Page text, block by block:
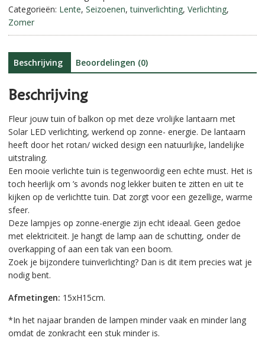
t
v
Categorieën: Lente, Seizoenen,tuinverlichting, Verlichting,
Zomer
Beschrijving Beoordelingen (0)
Beschrijving
Fleur jouw tuin of balkon op met deze vrolijke lantaarn met
Solar LED verlichting, werkend op zonne- energie. De lantaarn
heeft door het rotan/ wicked design een natuurlijke, landelijke
uitstraling.
Een mooie verlichte tuin is tegenwoordig een echte must. Het is
toch heerlijk om ’s avonds nog lekker buiten te zitten en uit te
kijken op de verlichtte tuin. Dat zorgt voor een gezellige, warme
sfeer.
Deze lampjes op zonne-energie zijn echt ideaal. Geen gedoe
met elektriciteit. Je hangt de lamp aan de schutting, onder de
overkapping of aan een tak van een boom.
Zoek je bijzondere tuinverlichting? Dan is dit item precies wat je
nodig bent.
Afmetingen: 15xH15cm.
*In het najaar branden de lampen minder vaak en minder lang
omdat de zonkracht een stuk minder is.